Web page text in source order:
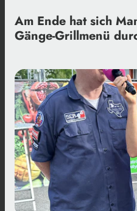
Am Ende hat sich
Gänge-Grillmenü